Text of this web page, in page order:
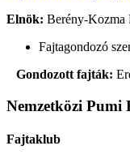
Elnök: Berény-Kozma
Fajtagondozó
Gondozott fajták:
Nemzetközi Pumi
Fajtaklub